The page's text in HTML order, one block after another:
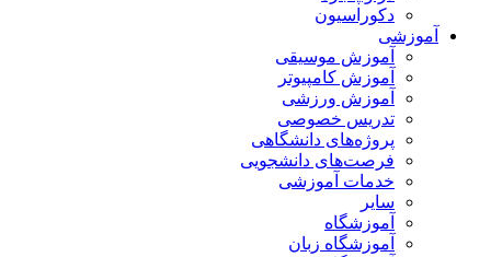
دکوراسیون
آموزشی
آموزش موسیقی
آموزش کامپیوتر
آموزش ورزشی
تدریس خصوصی
پروژه‌های دانشگاهی
فرصت‌های دانشجویی
خدمات آموزشی
سایر
آموزشگاه
آموزشگاه زبان